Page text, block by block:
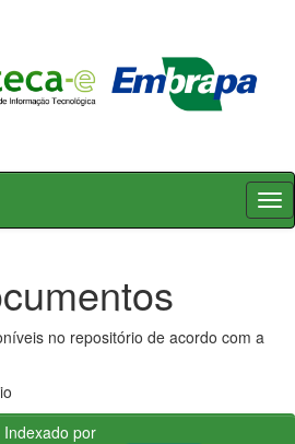
no repositório de acordo com a
Indexado por